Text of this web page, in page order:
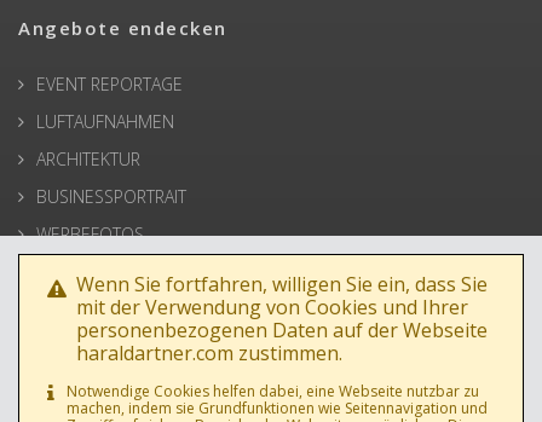
Angebote endecken
EVENT REPORTAGE
LUFTAUFNAHMEN
ARCHITEKTUR
BUSINESSPORTRAIT
WERBEFOTOS
HOCHZEIT
PRESSE
Wenn Sie fortfahren, willigen Sie ein, dass Sie
mit der Verwendung von Cookies und Ihrer
personenbezogenen Daten auf der Webseite
haraldartner.com zustimmen.
Notwendige Cookies helfen dabei, eine Webseite nutzbar zu
machen, indem sie Grundfunktionen wie Seitennavigation und